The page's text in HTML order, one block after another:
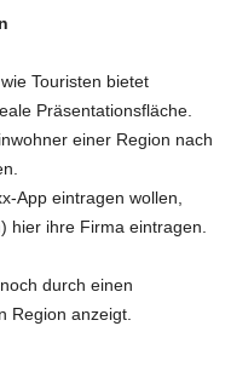
Touristen bietet
Präsentationsfläche.
einer Region nach
App eintragen wollen,
hier ihre Firma eintragen.
durch einen
Region anzeigt.